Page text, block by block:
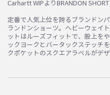
Carhartt WIPよりBRANDON SHORT
定番で人気上位を誇るブランドン
ランドンショーツ。ヘビーウェイ
ットはルーズフィットで、股上を
ックヨークとバータックステッチ
クポケットのスクエアラベルがデ